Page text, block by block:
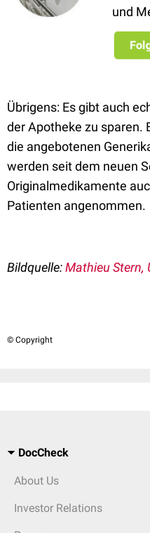
und
Übrigens: Es gibt auch
der Apotheke zu sparen.
die angebotenen
werden seit dem neuen
Originalmedikamente
Patienten angenommen.
Bildquelle:Mathieu Stern,
© Copyright
DocCheck
About Us
Investor Relations